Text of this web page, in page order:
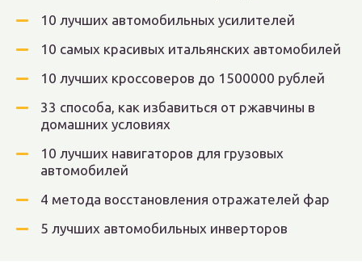
10 лучших автомобильных усилителей
10 самых красивых итальянских автомобилей
10 лучших кроссоверов до 1500000 рублей
33 способа, как избавиться от ржавчины в
домашних условиях
10 лучших навигаторов для грузовых
автомобилей
4 метода восстановления отражателей фар
5 лучших автомобильных инверторов